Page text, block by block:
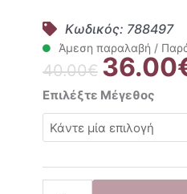
Κωδικός: 788497
Άμεση παραλαβή /
40.00€ Original
price
was:
40.00€.
36.00
Επιλέξτε Μέγεθος
Mayoral
Σετ
Φορμάκι
Τμχ.